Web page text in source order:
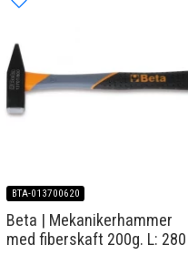
BTA-013700620
Beta | Mekanikerhammer
med fiberskaft 200g. L: 280